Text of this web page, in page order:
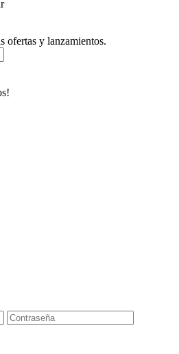
ofertas y lanzamientos.